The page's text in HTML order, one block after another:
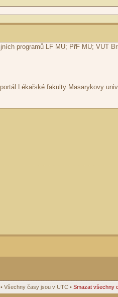
• Všechny časy jsou v UTC • Smazat všechny